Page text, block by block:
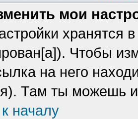
мои
хранятся
Чтобы
на него
Там ты можешь
началу